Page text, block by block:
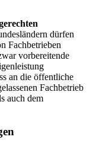
dürfen
Fachbetrieben
vorbereitende
an die öffentliche
Fachbetrieb
auch dem